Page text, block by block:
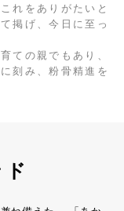
れをありがたいと
掲げ、今日に至っ
ての親でもあり、
刻み、粉骨精進を